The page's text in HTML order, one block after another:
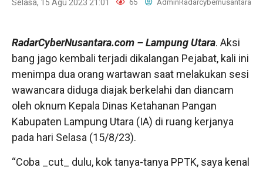
Selasa, 15 Agu 2023 21:01 65 AdminRadarcybernusantara
RadarCyberNusantara.com – Lampung Utara. Aksi
bang jago kembali terjadi dikalangan Pejabat, kali ini
menimpa dua orang wartawan saat melakukan sesi
wawancara diduga diajak berkelahi dan diancam
oleh oknum Kepala Dinas Ketahanan Pangan
Kabupaten Lampung Utara (IA) di ruang kerjanya
pada hari Selasa (15/8/23).
“Coba _cut_ dulu, kok tanya-tanya PPTK, saya kenal